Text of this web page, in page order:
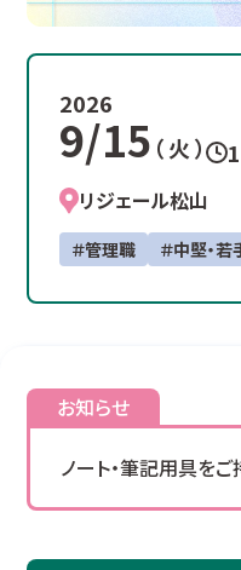
2026
9/15 （ 火 ）
リジェール松山
＃管理職 ＃中堅・
お知らせ
ノート・筆記用具をご